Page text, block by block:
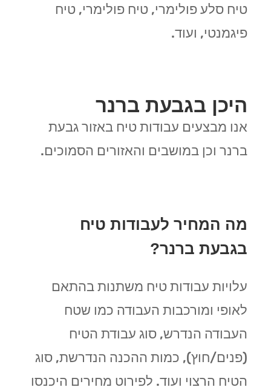
טיח סלע פולימרי, טיח פולימרי, טיח
פיגמנטי, ועוד.
היכן בגבעת ברנר
אנו מבצעים עבודות טיח באזור גבעת
ברנר וכן במושבים והאזורים הסמוכים.
מה המחיר לעבודות טיח
בגבעת ברנר?
עלויות עבודות טיח משתנות בהתאם
לאופי ומורכבות העבודה כמו שטח
העבודה הנדרש, סוג עבודת הטיח
(פנים/חוץ), כמות ההכנה הנדרשת, סוג
הטיח הרצוי ועוד. לפירוט מחירים היכנסו